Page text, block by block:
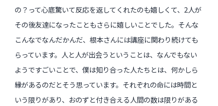
の？って心底驚いて反応を返してくれたのも嬉しくて、2人が
その後友達になったこともさらに嬉しいことでした。そんな
こんなでなんだかんだ、根本さんには講座に関わり続けても
らっています。人と人が出会うということは、なんでもない
ようですごいことで、僕は知り合った人たちとは、何かしら
縁があるのだとそう思っています。それぞれの命には時間と
いう限りがあり、おのずと付き合える人間の数は限りがある